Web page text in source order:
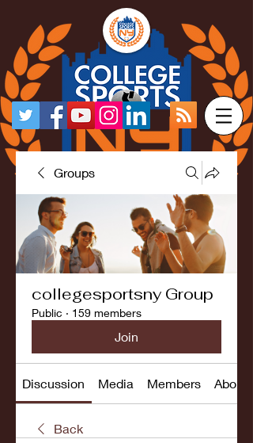
Groups
collegesportsny Group
Public · 159 members
Join
Discussion Media Members About
Back